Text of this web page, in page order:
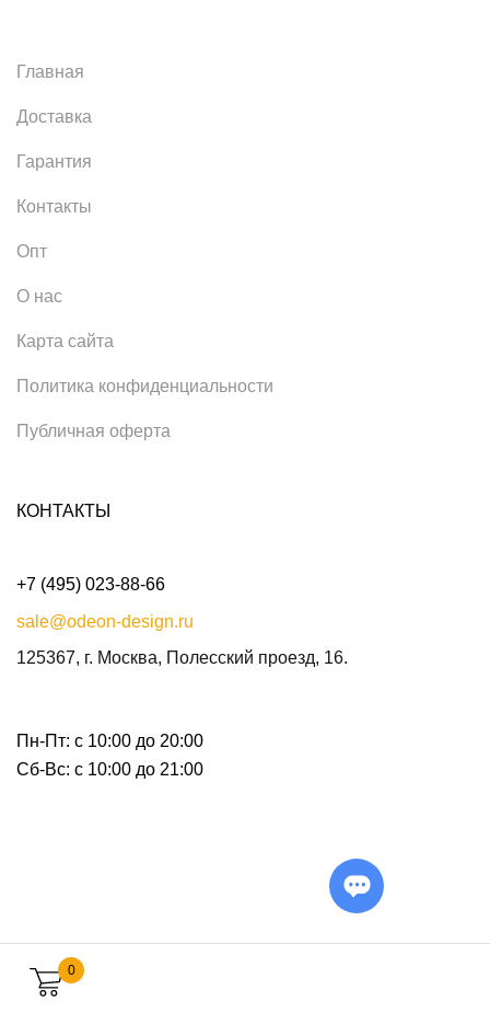
0
Главная
Доставка
Гарантия
Контакты
Опт
О нас
Карта сайта
Политика конфиденциальности
Публичная оферта
КОНТАКТЫ
+7 (495) 023-88-66
sale@odeon-design.ru
125367, г. Москва, Полесский проезд, 16.
Пн-Пт: с 10:00 до 20:00
Сб-Вс: с 10:00 до 21:00